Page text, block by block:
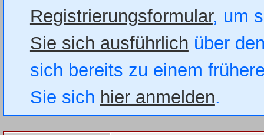
Registrierungsformular, um
Sie sich ausführlich über
sich bereits zu einem
Sie sich hier anmelden.